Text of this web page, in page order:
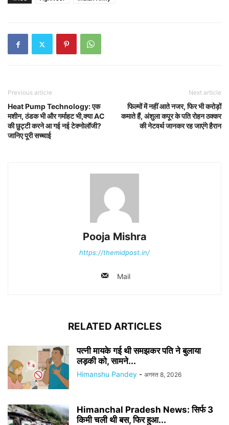
Previous article
Heat Pump Technology: एक
मशीन, ठंडक भी और गर्माहट भी,क्या AC
की छुट्टी करने आ गई नई टेक्नोलॉजी?
जानिए पूरी सच्चाई
Next article
फिल्मों में नहीं आते नजर, फिर भी करोड़ों
कमाते हैं, अंशुला कपूर के पति रोहन ठक्कर
की नेटवर्थ जानकर रह जाएंगे हैरान
Pooja Mishra
https://themidpost.in/
Mail
RELATED ARTICLES
पत्नी मायके गई थी समझकर पति ने बुलाया
लड़की को, सामने...
Himanshu Pandey - अगस्त 8, 2026
Himanchal Pradesh News: सिर्फ 3
किमी चली थी बस, फिर हुआ...